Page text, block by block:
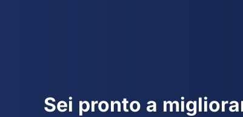
Sei pronto a